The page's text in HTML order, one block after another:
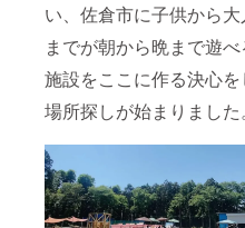
い、佐倉市に子供から大
までが朝から晩まで遊べ
施設をここに作る決心を
場所探しが始まりました。